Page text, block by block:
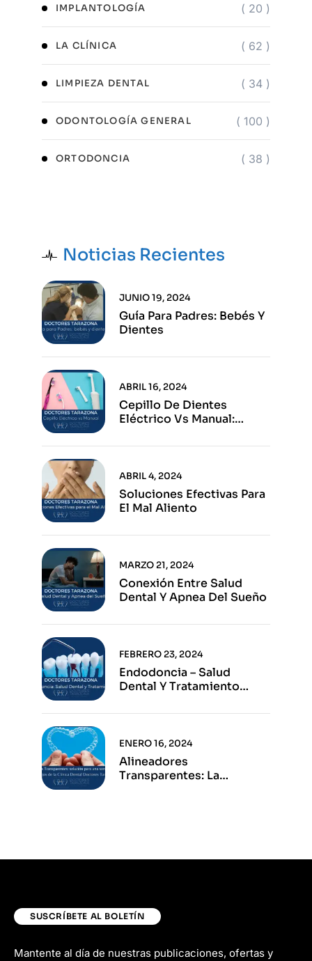
IMPLANTOLOGÍA ( 20 )
LA CLÍNICA ( 62 )
LIMPIEZA DENTAL ( 34 )
ODONTOLOGÍA GENERAL ( 100 )
ORTODONCIA ( 38 )
Noticias Recientes
Guía Para Padres: Bebés Y
Dientes
JUNIO 19, 2024
Cepillo De Dientes
Eléctrico Vs Manual:
De Cada Opción
ABRIL 16, 2024
Soluciones Efectivas Para
El Mal Aliento
ABRIL 4, 2024
Conexión Entre Salud
Dental Y Apnea Del Sueño
MARZO 21, 2024
Endodoncia – Salud
Dental Y Tratamiento
FEBRERO 23, 2024
Alineadores
Transparentes: La
ENERO 16, 2024
SUSCRÍBETE AL BOLETÍN
Mantente al día de nuestras publicaciones, ofertas y